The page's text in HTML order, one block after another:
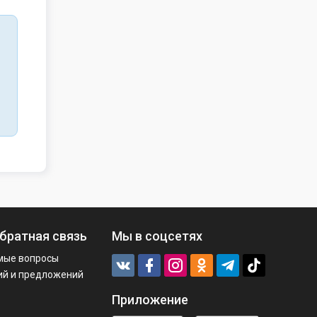
связь
вопросы
и предложений
Мы в соцсетях
Приложение